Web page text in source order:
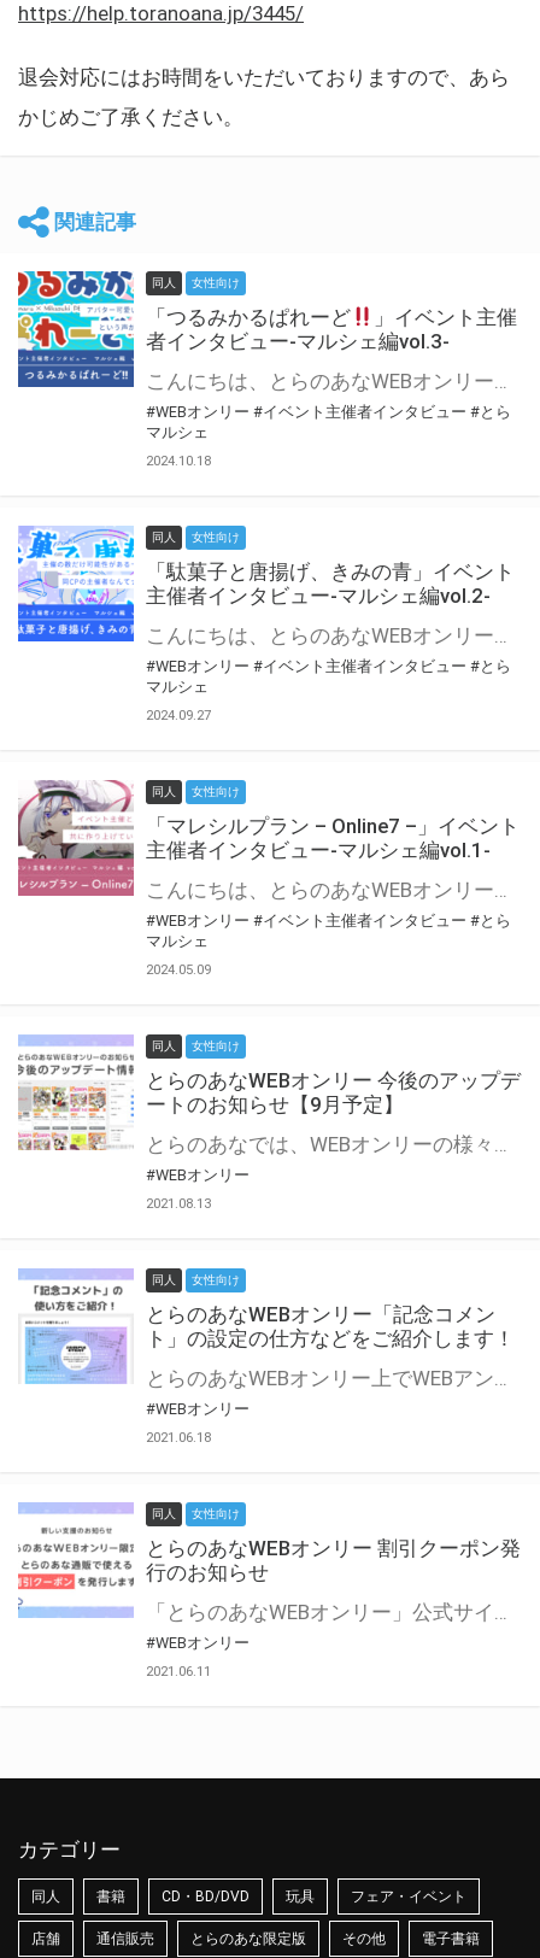
https://help.toranoana.jp/3445/
退会対応にはお時間をいただいておりますので、あら
かじめご了承ください。
関連記事
同人 女性向け
「つるみかるぱれーど
」イベント主催
者インタビュー-マルシェ編vol.3-
こんにちは、とらのあなWEBオンリー運営スタッフです。 新たにお届けする、イベント主催者インタビュー-マルシェ編-は、 とらのあなWEBオンリー「マルシェ」をご利用した主催様に 「マルシェ」を使って開催した感想や心がけをお聞きする企画です。 今回は、WEBオンリー初開催「つるみかるぱれーど
#WEBオンリー #イベント主催者インタビュー #とら
マルシェ
2024.10.18
同人 女性向け
「駄菓子と唐揚げ、きみの青」イベント
主催者インタビュー-マルシェ編vol.2-
こんにちは、とらのあなWEBオンリー運営スタッフです。 新たにお届けする、イベント主催者インタビュー-マルシェ編-は、 とらのあなWEBオンリー「マルシェ」をご利用の主催様に 「マルシェ」を使ってイベントを開催した感想や心がけをお聞きする企画です。 今回は、WEBオンリー初開催「駄菓子と唐揚げ、きみの青」より、 主催のぎこ六屋様にお話を伺いました。 協力：ぎこ六屋様／イベント公式Twitter（@krkgwks） とらのあなWEBオンリー「マルシェ」とは？ WEBオンリーでリアルタイムでコミュニケーションがとれるオンライン会場です。
#WEBオンリー #イベント主催者インタビュー #とら
マルシェ
2024.09.27
同人 女性向け
「マレシルプラン – Online7 –」イベント
主催者インタビュー-マルシェ編vol.1-
こんにちは、とらのあなWEBオンリー運営スタッフです。 新たにお届けする、イベント主催者インタビュー-マルシェ編-は、 とらのあなWEBオンリー「マルシェ」をご利用した主催様に 「マルシェ」を使って開催した感想や心がけをお聞きする企画です。 今回は、WEBオンリー開催7回目迎えた「マレシルプラン – Online7 –」より、 主催の玉川うた様にお話を伺いました。 ▼マレシルプランのインタビュー前回記事 「イベント主催者インタビュー vol.6」はこちら 協力：玉川うた様（マレシルプラン実行委員会 代表）／イベント公式Twitter（@mallesil_plan） とらのあなWEBオンリー「マルシェ」とは？ WEBオンリーでリアルタイムでコミュニケーションがとれるオンライン会場です。
#WEBオンリー #イベント主催者インタビュー #とら
マルシェ
2024.05.09
同人 女性向け
とらのあなWEBオンリー 今後のアップデ
ートのお知らせ【9月予定】
とらのあなでは、WEBオンリーの様々な支援を実施しています。 今回は2021年9月に実装を予定しているアップデート情報についてご紹介いたします。 とらのあなWEBオンリーサイトはこちら
#WEBオンリー
2021.08.13
同人 女性向け
とらのあなWEBオンリー「記念コメン
ト」の設定の仕方などをご紹介します！
とらのあなWEBオンリー上でWEBアンソロジーが作成できる「記念コメント」について、その使い方や作成手順を解説します！ 支援タイプを「サークル参加型」「サークル参加型・マルシェ(イベント会場)機能付き」でお申し込みいただいている主催者様はぜひご活用ください♪ とらのあなWEBオンリーサイトはこちら
#WEBオンリー
2021.06.18
同人 女性向け
とらのあなWEBオンリー 割引クーポン発
行のお知らせ
「とらのあなWEBオンリー」公式サイトでとらのあな通販の「割引クーポン」を配布中！ イベントごとに開催当日限定で使える割引クーポンのシリアルコードを発行します。 とらのあなWEBオンリーのページをチェックして、イベント当日にお得にお買い物を楽しみましょう♪ ※本キャンペーンは予告なく終了する場合がございます。 とらのあなWEBオンリーサイトはこちら
#WEBオンリー
2021.06.11
カテゴリー
同人 書籍 CD・BD/DVD 玩具 フェア・イベント
店舗 通信販売 とらのあな限定版 その他 電子書籍